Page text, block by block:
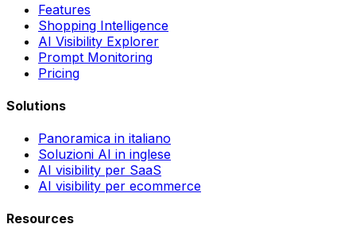
Features
Shopping Intelligence
AI Visibility Explorer
Prompt Monitoring
Pricing
Solutions
Panoramica in italiano
Soluzioni AI in inglese
AI visibility per SaaS
AI visibility per ecommerce
Resources